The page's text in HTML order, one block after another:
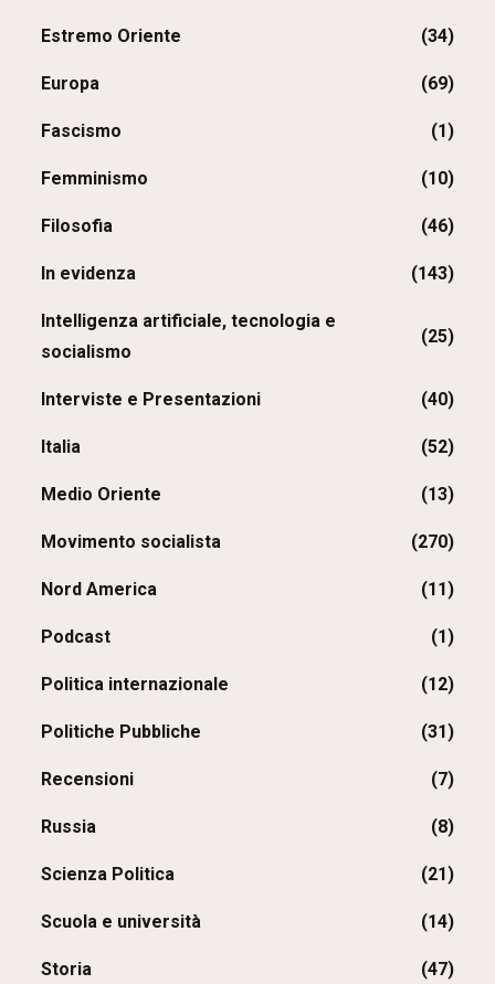
Estremo Oriente (34)
Europa (69)
Fascismo (1)
Femminismo (10)
Filosofia (46)
In evidenza (143)
Intelligenza artificiale, tecnologia e
socialismo
(25)
Interviste e Presentazioni (40)
Italia (52)
Medio Oriente (13)
Movimento socialista (270)
Nord America (11)
Podcast (1)
Politica internazionale (12)
Politiche Pubbliche (31)
Recensioni (7)
Russia (8)
Scienza Politica (21)
Scuola e università (14)
Storia (47)